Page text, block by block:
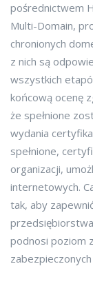
pośrednictwem
Multi-Domain,
chronionych
z nich są
wszystkich
końcową ocenę
że spełnione
wydania
spełnione,
organizacji,
internetowych.
tak, aby
podnosi poziom